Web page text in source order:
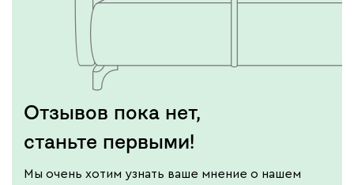
Отзывов пока нет,
станьте первыми!
Мы очень хотим узнать ваше мнение о нашем